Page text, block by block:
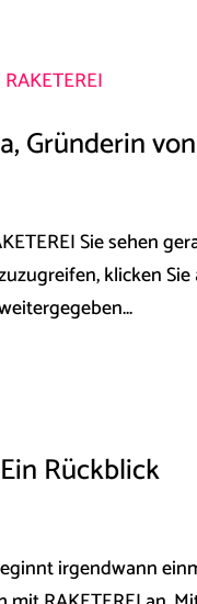
Gründerin von
Sie sehen
klicken
Rückblick
irgendwann